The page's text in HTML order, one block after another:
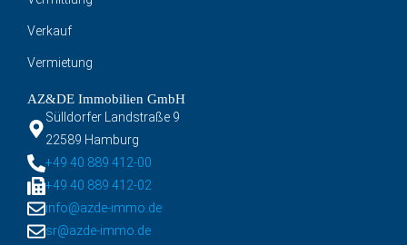
Verkauf
Vermietung
AZ&DE Immobilien GmbH
Sülldorfer Landstraße 9
22589 Hamburg
+49 40 889 412-00
+49 40 889 412-02
info@azde-immo.de
sr@azde-immo.de